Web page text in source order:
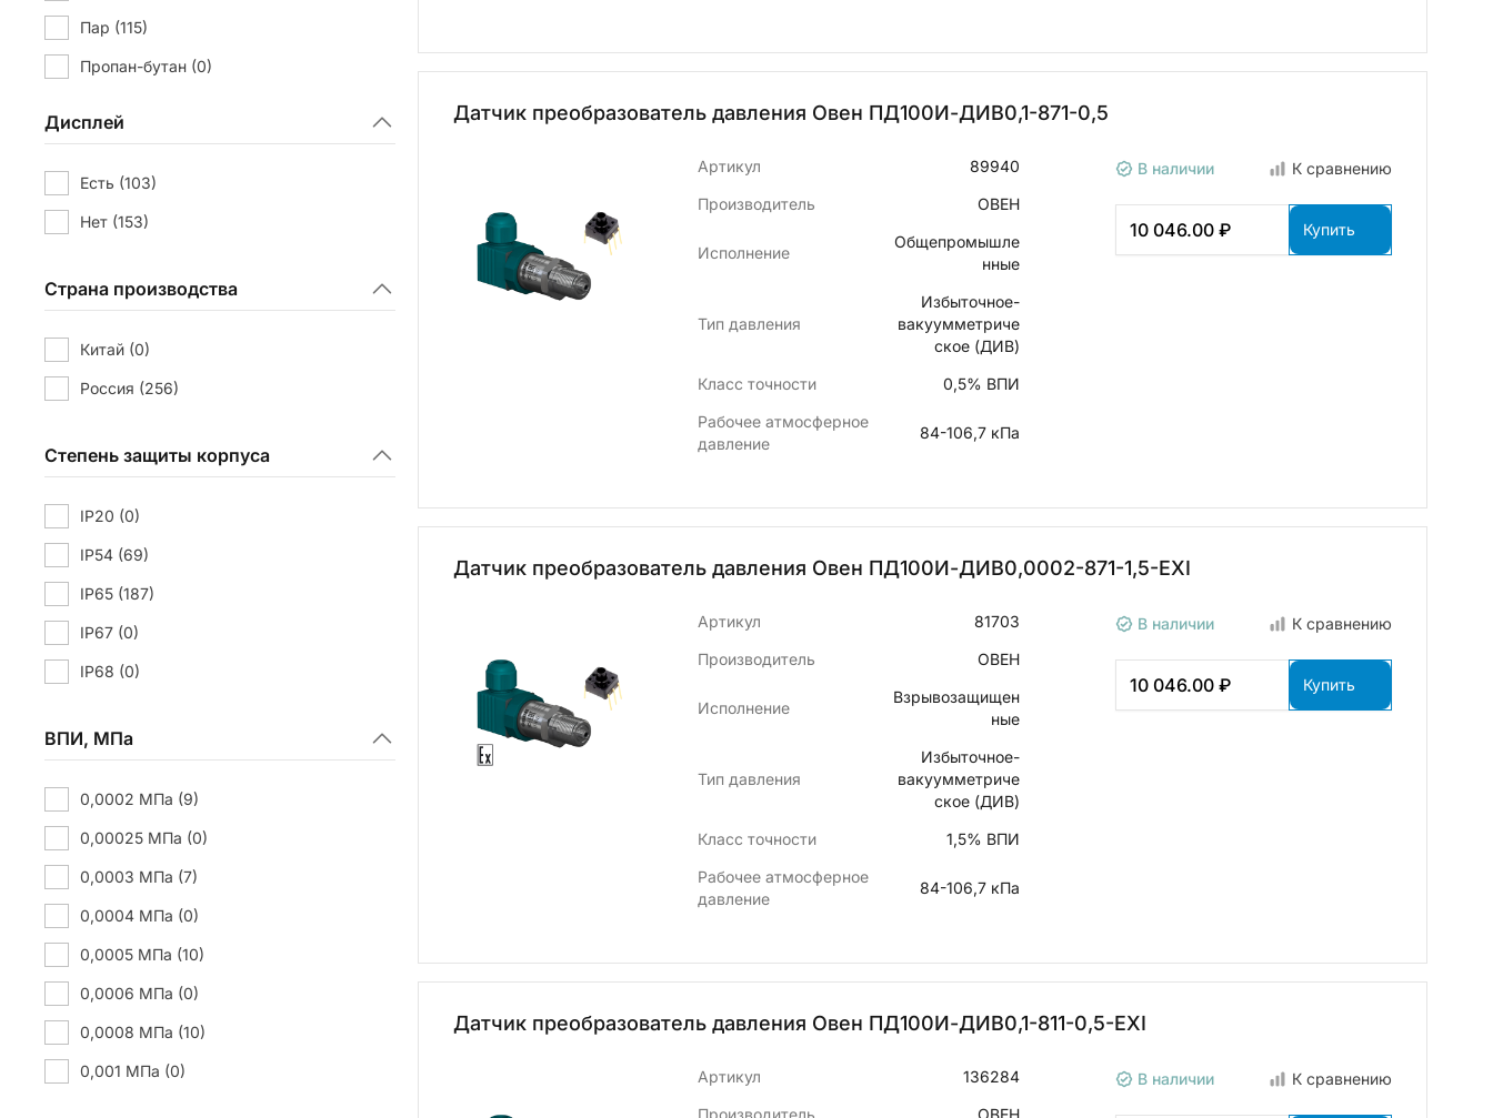
Пар (115)
Пропан-бутан (0)
Топливо (0)
Дисплей
Есть (103)
Нет (153)
Страна производства
Китай (0)
Россия (256)
Степень защиты корпуса
IP20 (0)
IP54 (69)
IP65 (187)
IP67 (0)
IP68 (0)
ВПИ, МПа
0,0002 МПа (9)
0,00025 МПа (0)
0,0003 МПа (7)
0,0004 МПа (0)
0,0005 МПа (10)
0,0006 МПа (0)
0,0008 МПа (10)
0,001 МПа (0)
Датчик преобразователь давления Овен ПД100И-ДИВ0,1-871-0,5
Артикул
89940
Производитель
ОВЕН
Исполнение
Общепромышле
нные
Тип давления
Избыточное-
вакуумметриче
ское (ДИВ)
Класс точности
0,5% ВПИ
Рабочее атмосферное
давление
84-106,7 кПа
В наличии К сравнению
10 046.00 ₽ Купить
Датчик преобразователь давления Овен ПД100И-ДИВ0,0002-871-1,5-ЕХI
Артикул
81703
Производитель
ОВЕН
Исполнение
Взрывозащищен
ные
Тип давления
Избыточное-
вакуумметриче
ское (ДИВ)
Класс точности
1,5% ВПИ
Рабочее атмосферное
давление
84-106,7 кПа
В наличии К сравнению
10 046.00 ₽ Купить
Датчик преобразователь давления Овен ПД100И-ДИВ0,1-811-0,5-ЕХI
Артикул
136284
В наличии К сравнению